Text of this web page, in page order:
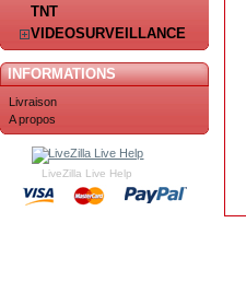
TNT
VIDEOSURVEILLANCE
INFORMATIONS
Livraison
A propos
LiveZilla Live Help